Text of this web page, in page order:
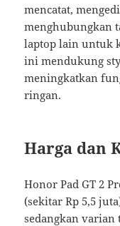
mencatat,
menghubungkan
laptop lain untuk
ini mendukung
meningkatkan
ringan.
Harga dan
Honor Pad GT 2
(sekitar Rp 5,5
sedangkan varian